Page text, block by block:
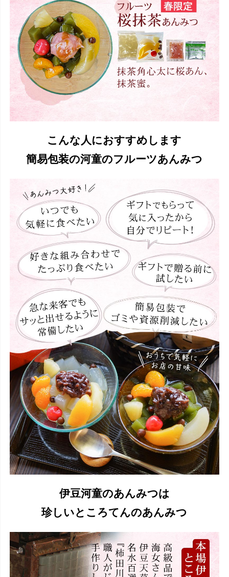
こんな人におすすめします
簡易包装の河童のフルーツあんみつ
伊豆河童のあんみつは
珍しいところてんのあんみつ